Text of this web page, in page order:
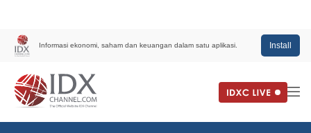
Informasi ekonomi, saham dan keuangan dalam satu aplikasi. Install